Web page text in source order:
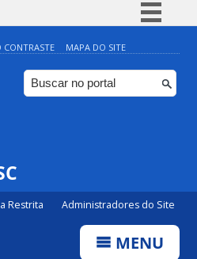
Simplifique!
Comunica BR
Participe
CONTRASTE MAPA DO SITE
Restrita Administradores do Site
MENU